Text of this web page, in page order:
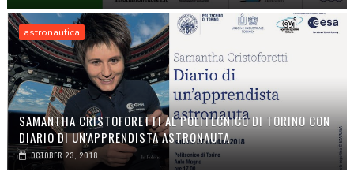
astronautica
SAMANTHA CRISTOFORETTI AL POLITECNICO DI TORINO CON
DIARIO DI UN'APPRENDISTA ASTRONAUTA
OCTOBER 23, 2018